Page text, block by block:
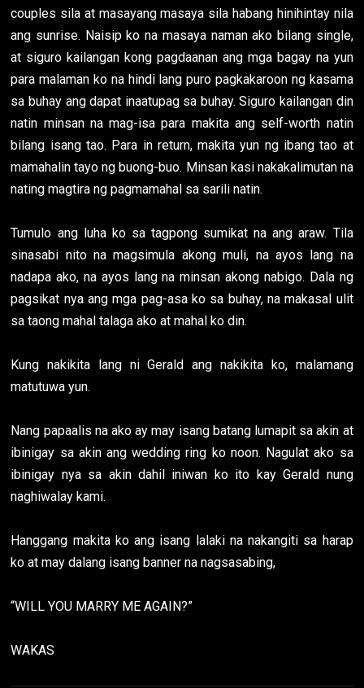
couples sila at masayang masaya sila habang hinihintay nila
ang sunrise. Naisip ko na masaya naman ako bilang single,
at siguro kailangan kong pagdaanan ang mga bagay na yun
para malaman ko na hindi lang puro pagkakaroon ng kasama
sa buhay ang dapat inaatupag sa buhay. Siguro kailangan din
natin minsan na mag-isa para makita ang self-worth natin
bilang isang tao. Para in return, makita yun ng ibang tao at
mamahalin tayo ng buong-buo. Minsan kasi nakakalimutan na
nating magtira ng pagmamahal sa sarili natin.
Tumulo ang luha ko sa tagpong sumikat na ang araw. Tila
sinasabi nito na magsimula akong muli, na ayos lang na
nadapa ako, na ayos lang na minsan akong nabigo. Dala ng
pagsikat nya ang mga pag-asa ko sa buhay, na makasal ulit
sa taong mahal talaga ako at mahal ko din.
Kung nakikita lang ni Gerald ang nakikita ko, malamang
matutuwa yun.
Nang papaalis na ako ay may isang batang lumapit sa akin at
ibinigay sa akin ang wedding ring ko noon. Nagulat ako sa
ibinigay nya sa akin dahil iniwan ko ito kay Gerald nung
naghiwalay kami.
Hanggang makita ko ang isang lalaki na nakangiti sa harap
ko at may dalang isang banner na nagsasabing,
“WILL YOU MARRY ME AGAIN?”
WAKAS